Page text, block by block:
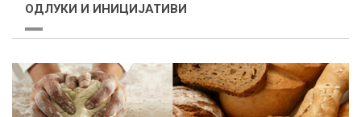
ОДЛУКИ И ИНИЦИЈАТИВИ